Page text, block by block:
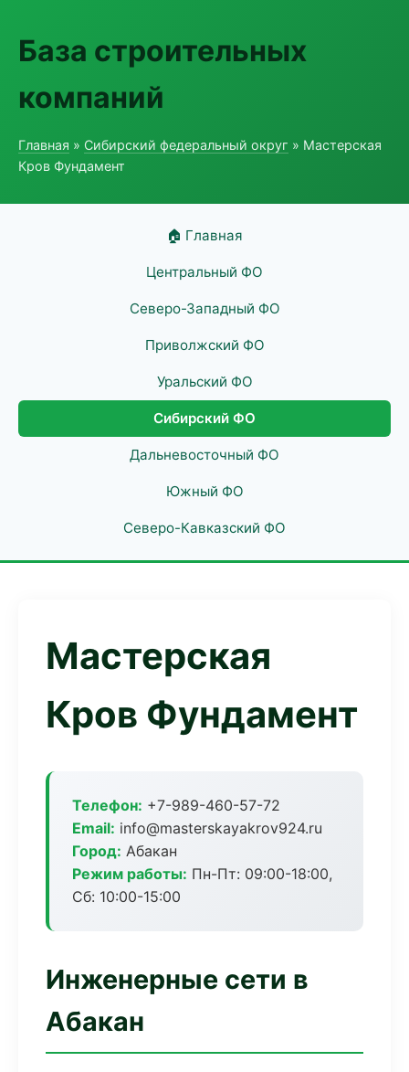
База строительных
компаний
Главная » Сибирский федеральный округ » Мастерская
Кров Фундамент
🏠 Главная
Центральный ФО
Северо-Западный ФО
Приволжский ФО
Уральский ФО
Сибирский ФО
Дальневосточный ФО
Южный ФО
Северо-Кавказский ФО
Мастерская
Кров Фундамент
Телефон: +7-989-460-57-72
Email: info@masterskayakrov924.ru
Город: Абакан
Режим работы: Пн-Пт: 09:00-18:00,
Сб: 10:00-15:00
Инженерные сети в
Абакан